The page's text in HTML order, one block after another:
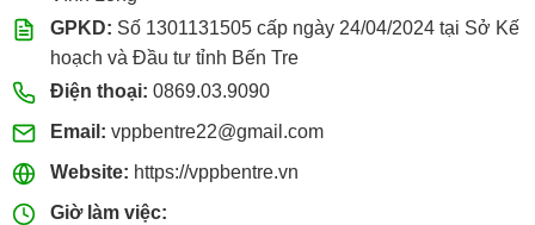
GPKD: Số 1301131505 cấp ngày 24/04/2024 tại Sở Kế
hoạch và Đầu tư tỉnh Bến Tre
Điện thoại: 0869.03.9090
Email: vppbentre22@gmail.com
Website: https://vppbentre.vn
Giờ làm việc: